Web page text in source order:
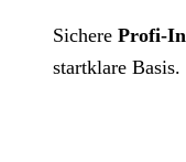
Sichere Profi-
startklare Basis.